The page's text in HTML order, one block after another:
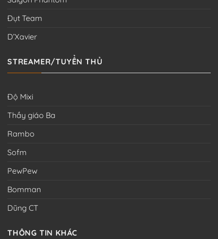
Đụt Team
D’Xavier
STREAMER/TUYỂN THỦ
Độ Mixi
Thầy giáo Ba
Rambo
Sofm
PewPew
Bomman
Dũng CT
THÔNG TIN KHÁC